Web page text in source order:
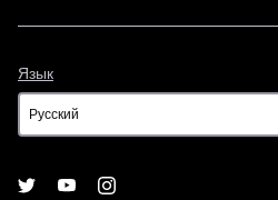
Язык